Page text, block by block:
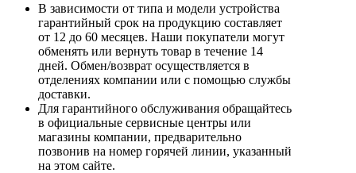
В зависимости от типа и модели устройства
гарантийный срок на продукцию составляет
от 12 до 60 месяцев. Наши покупатели могут
обменять или вернуть товар в течение 14
дней. Обмен/возврат осуществляется в
отделениях компании или с помощью службы
доставки.
Для гарантийного обслуживания обращайтесь
в официальные сервисные центры или
магазины компании, предварительно
позвонив на номер горячей линии, указанный
на этом сайте.